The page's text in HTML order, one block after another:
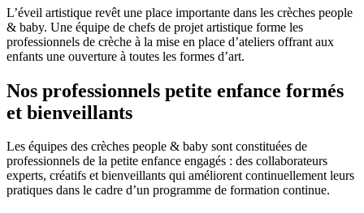
L’éveil artistique revêt une place importante dans les crèches people
& baby. Une équipe de chefs de projet artistique forme les
professionnels de crèche à la mise en place d’ateliers offrant aux
enfants une ouverture à toutes les formes d’art.
Nos professionnels petite enfance formés
et bienveillants
Les équipes des crèches people & baby sont constituées de
professionnels de la petite enfance engagés : des collaborateurs
experts, créatifs et bienveillants qui améliorent continuellement leurs
pratiques dans le cadre d’un programme de formation continue.